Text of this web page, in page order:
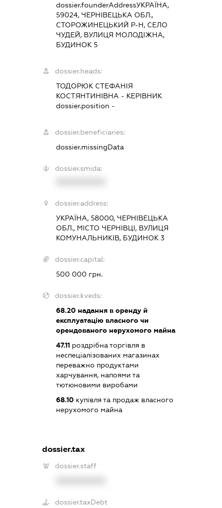
dossier.founderAddressУКРАЇНА,
59024, ЧЕРНІВЕЦЬКА ОБЛ.,
СТОРОЖИНЕЦЬКИЙ Р-Н, СЕЛО
ЧУДЕЙ, ВУЛИЦЯ МОЛОДІЖНА,
БУДИНОК 5
dossier.heads:
ТОДОРЮК СТЕФАНІЯ
КОСТЯНТИНІВНА - КЕРІВНИК
dossier.position -
dossier.beneficiaries:
dossier.missingData
dossier.smida:
dossier.address:
УКРАЇНА, 58000, ЧЕРНІВЕЦЬКА
ОБЛ., МІСТО ЧЕРНІВЦІ, ВУЛИЦЯ
КОМУНАЛЬНИКІВ, БУДИНОК 3
dossier.capital:
500 000 грн.
dossier.kveds:
68.20 надання в оренду й
експлуатацію власного чи
орендованого нерухомого майна
47.11 роздрібна торгівля в
неспеціалізованих магазинах
переважно продуктами
харчування, напоями та
тютюновими виробами
68.10 купівля та продаж власного
нерухомого майна
dossier.tax
dossier.staff
dossier.taxDebt